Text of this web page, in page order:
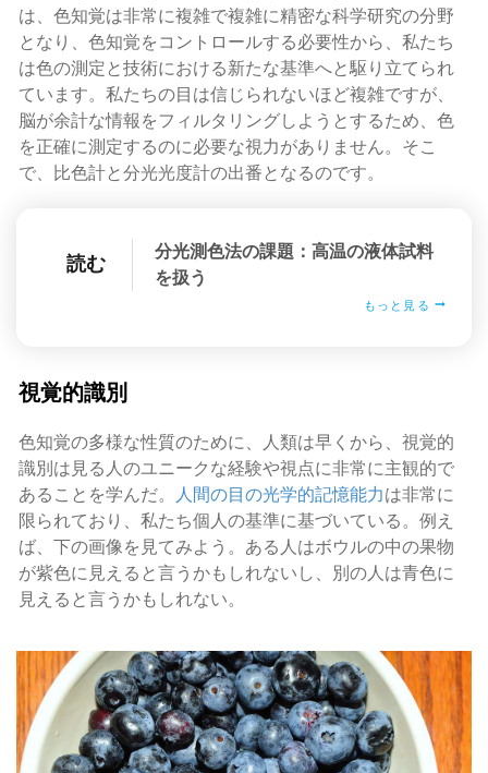
は、色知覚は非常に複雑で複雑に精密な科学研究の分野
となり、色知覚をコントロールする必要性から、私たち
は色の測定と技術における新たな基準へと駆り立てられ
ています。私たちの目は信じられないほど複雑ですが、
脳が余計な情報をフィルタリングしようとするため、色
を正確に測定するのに必要な視力がありません。そこ
で、比色計と分光光度計の出番となるのです。
読む
分光測色法の課題：高温の液体試料
を扱う
もっと見る
視覚的識別
色知覚の多様な性質のために、人類は早くから、視覚的
識別は見る人のユニークな経験や視点に非常に主観的で
あることを学んだ。 人間の目の光学的記憶能力は非常に
限られており、私たち個人の基準に基づいている。例え
ば、下の画像を見てみよう。ある人はボウルの中の果物
が紫色に見えると言うかもしれないし、別の人は青色に
見えると言うかもしれない。